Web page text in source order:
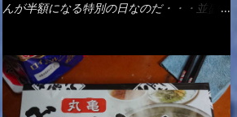
んが半額になる特別の日なのだ・・・並盛
いことが2つある！ 1つめは釜揚げうどんの
湯が無い注文が通るか？ 釜揚げうどんは、
木の桶に茹で湯と共に＜うどん＞が泳いでる